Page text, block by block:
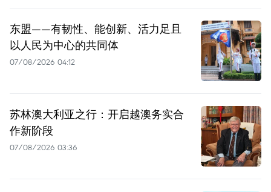
东盟——有韧性、能创新、活力足且
以人民为中心的共同体
07/08/2026 04:12
苏林澳大利亚之行：开启越澳务实合
作新阶段
07/08/2026 03:36